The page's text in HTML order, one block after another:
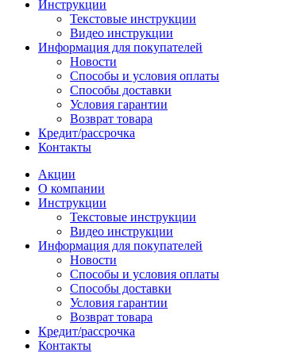
Инструкции
Текстовые инструкции
Видео инструкции
Информация для покупателей
Новости
Способы и условия оплаты
Способы доставки
Условия гарантии
Возврат товара
Кредит/рассрочка
Контакты
Акции
О компании
Инструкции
Текстовые инструкции
Видео инструкции
Информация для покупателей
Новости
Способы и условия оплаты
Способы доставки
Условия гарантии
Возврат товара
Кредит/рассрочка
Контакты